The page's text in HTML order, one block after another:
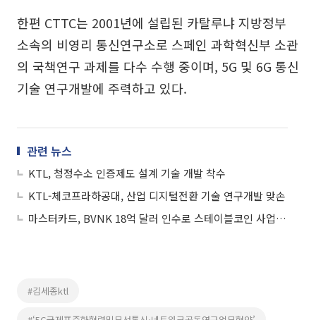
한편 CTTC는 2001년에 설립된 카탈루냐 지방정부
소속의 비영리 통신연구소로 스페인 과학혁신부 소관
의 국책연구 과제를 다수 수행 중이며, 5G 및 6G 통신
기술 연구개발에 주력하고 있다.
관련 뉴스
KTL, 청정수소 인증제도 설계 기술 개발 착수
KTL-체코프라하공대, 산업 디지털전환 기술 연구개발 맞손
마스터카드, BVNK 18억 달러 인수로 스테이블코인 사업 본격 확장
#김세종ktl